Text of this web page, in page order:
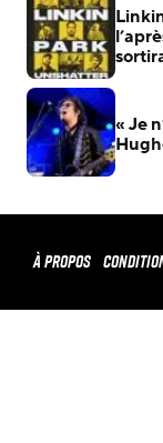
« Je
À propos